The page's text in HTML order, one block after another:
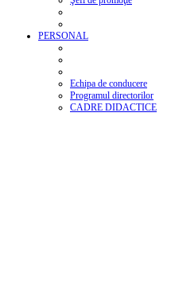
PERSONAL
Echipa de conducere
Programul directorilor
CADRE DIDACTICE